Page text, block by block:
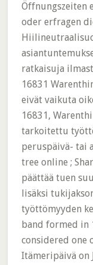
Öffnungszeiten
oder erfragen
ratkaisuja
16831
eivät vaikuta
16831,
tarkoitettu
peruspäivä- tai
tree online ;
päättää tuen
lisäksi
työttömyyden
band formed in
considered one
Itämeripäivä on